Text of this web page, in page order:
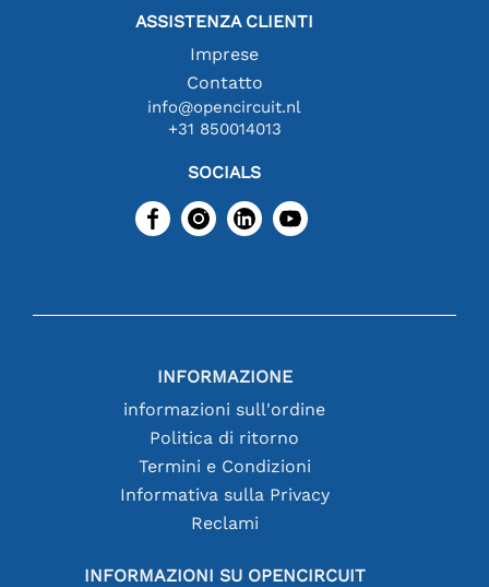
ASSISTENZA CLIENTI
Imprese
Contatto
info@opencircuit.nl
+31 850014013
SOCIALS
INFORMAZIONE
informazioni sull'ordine
Politica di ritorno
Termini e Condizioni
Informativa sulla Privacy
Reclami
INFORMAZIONI SU OPENCIRCUIT